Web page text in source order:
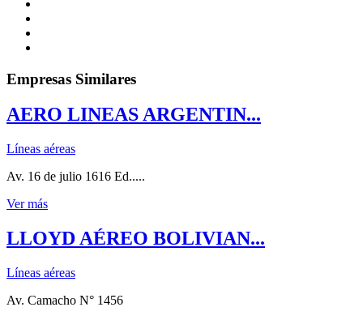
Empresas Similares
AERO LINEAS ARGENTIN...
Líneas aéreas
Av. 16 de julio 1616 Ed.....
Ver más
LLOYD AÉREO BOLIVIAN...
Líneas aéreas
Av. Camacho N° 1456